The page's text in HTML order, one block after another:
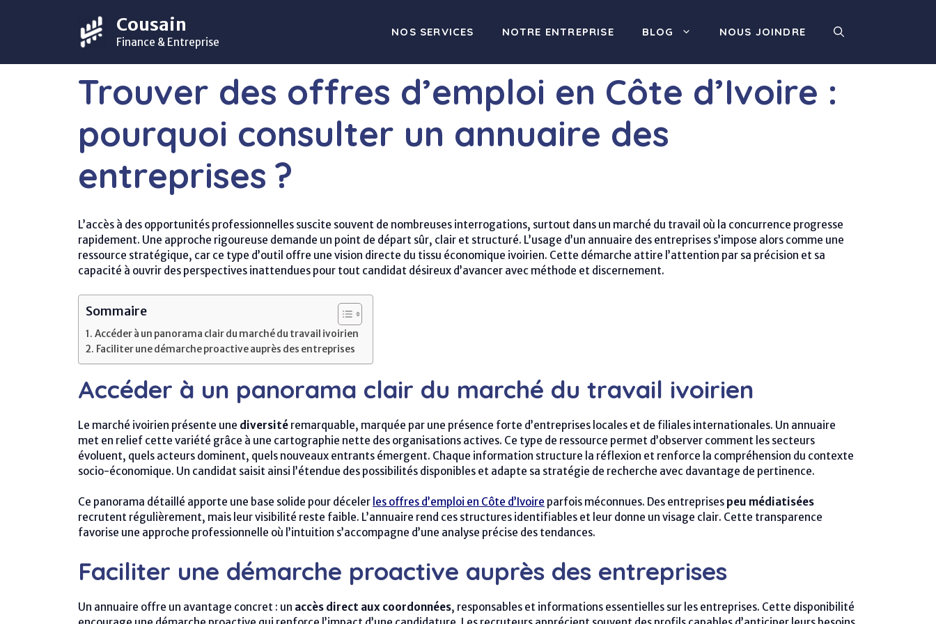
Cousain
Finance & Entreprise
NOS SERVICES NOTRE ENTREPRISE BLOG NOUS JOINDRE
Trouver des offres d’emploi en Côte d’Ivoire :
pourquoi consulter un annuaire des
entreprises ?
L’accès à des opportunités professionnelles suscite souvent de nombreuses interrogations, surtout dans un marché du travail où la concurrence progresse
rapidement. Une approche rigoureuse demande un point de départ sûr, clair et structuré. L’usage d’un annuaire des entreprises s’impose alors comme une
ressource stratégique, car ce type d’outil offre une vision directe du tissu économique ivoirien. Cette démarche attire l’attention par sa précision et sa
capacité à ouvrir des perspectives inattendues pour tout candidat désireux d’avancer avec méthode et discernement.
Sommaire
Accéder à un panorama clair du marché du travail ivoirien
Faciliter une démarche proactive auprès des entreprises
Accéder à un panorama clair du marché du travail ivoirien
Le marché ivoirien présente une diversité remarquable, marquée par une présence forte d’entreprises locales et de filiales internationales. Un annuaire
met en relief cette variété grâce à une cartographie nette des organisations actives. Ce type de ressource permet d’observer comment les secteurs
évoluent, quels acteurs dominent, quels nouveaux entrants émergent. Chaque information structure la réflexion et renforce la compréhension du contexte
socio-économique. Un candidat saisit ainsi l’étendue des possibilités disponibles et adapte sa stratégie de recherche avec davantage de pertinence.
Ce panorama détaillé apporte une base solide pour déceler les offres d’emploi en Côte d’Ivoire parfois méconnues. Des entreprises peu médiatisées
recrutent régulièrement, mais leur visibilité reste faible. L’annuaire rend ces structures identifiables et leur donne un visage clair. Cette transparence
favorise une approche professionnelle où l’intuition s’accompagne d’une analyse précise des tendances.
Faciliter une démarche proactive auprès des entreprises
Un annuaire offre un avantage concret : un accès direct aux coordonnées, responsables et informations essentielles sur les entreprises. Cette disponibilité